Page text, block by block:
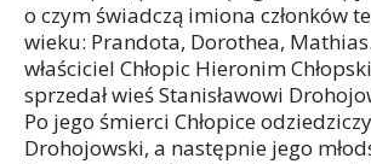
o czym świadczą imiona członków
wieku: Prandota, Dorothea,
właściciel Chłopic Hieronim
sprzedał wieś Stanisławowi
Po jego śmierci Chłopice
Drohojowski, a następnie jego